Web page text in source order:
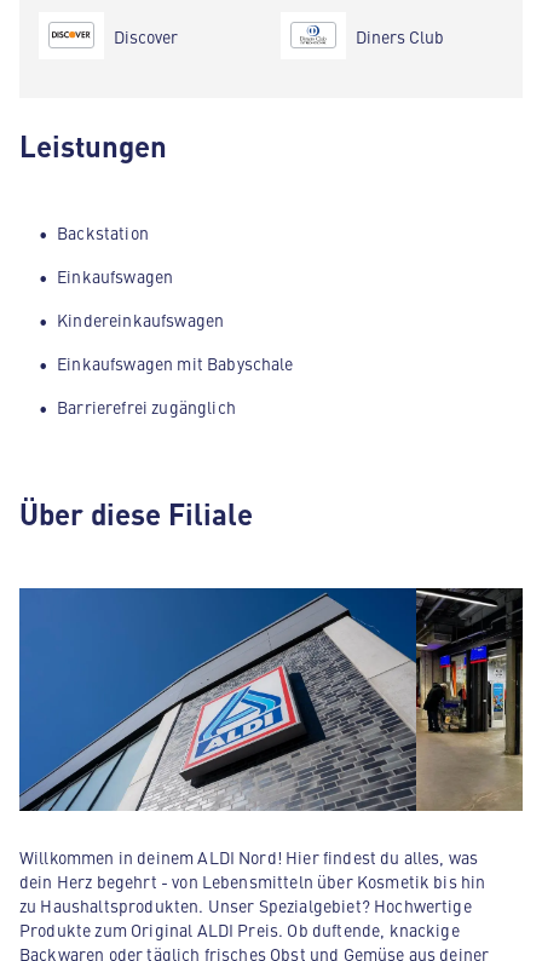
Discover Diners Club
Leistungen
Backstation
Einkaufswagen
Kindereinkaufswagen
Einkaufswagen mit Babyschale
Barrierefrei zugänglich
Über diese Filiale
Willkommen in deinem ALDI Nord! Hier findest du alles, was
dein Herz begehrt - von Lebensmitteln über Kosmetik bis hin
zu Haushaltsprodukten. Unser Spezialgebiet? Hochwertige
Produkte zum Original ALDI Preis. Ob duftende, knackige
Backwaren oder täglich frisches Obst und Gemüse aus deiner